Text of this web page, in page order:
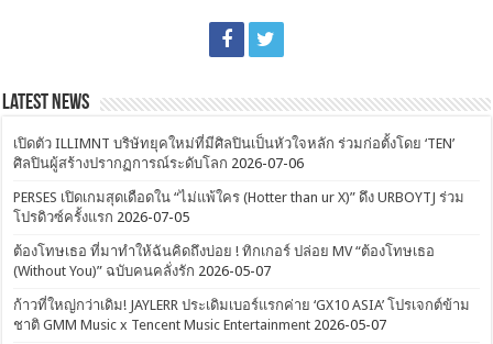
Latest News
เปิดตัว ILLIMNT บริษัทยุคใหม่ที่มีศิลปินเป็นหัวใจหลัก ร่วมก่อตั้งโดย ‘TEN’
ศิลปินผู้สร้างปรากฏการณ์ระดับโลก 2026-07-06
PERSES เปิดเกมสุดเดือดใน “ไม่แพ้ใคร (Hotter than ur X)” ดึง URBOYTJ ร่วม
โปรดิวซ์ครั้งแรก 2026-07-05
ต้องโทษเธอ ที่มาทำให้ฉันคิดถึงบ่อย ! ทิกเกอร์ ปล่อย MV “ต้องโทษเธอ
(Without You)” ฉบับคนคลั่งรัก 2026-05-07
ก้าวที่ใหญ่กว่าเดิม! JAYLERR ประเดิมเบอร์แรกค่าย ‘GX10 ASIA’ โปรเจกต์ข้าม
ชาติ GMM Music x Tencent Music Entertainment 2026-05-07